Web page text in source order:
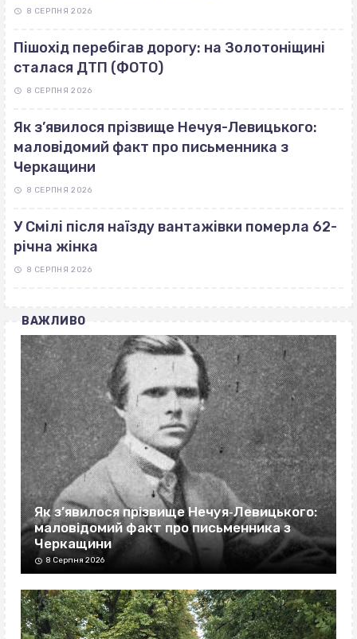
8 СЕРПНЯ 2026
Пішохід перебігав дорогу: на Золотоніщині
сталася ДТП (ФОТО)
8 СЕРПНЯ 2026
Як з’явилося прізвище Нечуя-Левицького:
маловідомий факт про письменника з
Черкащини
8 СЕРПНЯ 2026
У Смілі після наїзду вантажівки померла 62-
річна жінка
8 СЕРПНЯ 2026
ВАЖЛИВО
Як з’явилося прізвище Нечуя‐Левицького:
маловідомий факт про письменника з
Черкащини
8 Серпня 2026